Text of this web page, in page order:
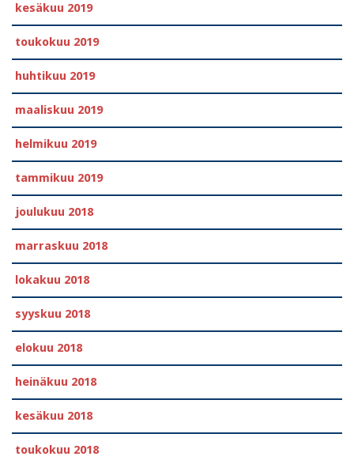
kesäkuu 2019
toukokuu 2019
huhtikuu 2019
maaliskuu 2019
helmikuu 2019
tammikuu 2019
joulukuu 2018
marraskuu 2018
lokakuu 2018
syyskuu 2018
elokuu 2018
heinäkuu 2018
kesäkuu 2018
toukokuu 2018